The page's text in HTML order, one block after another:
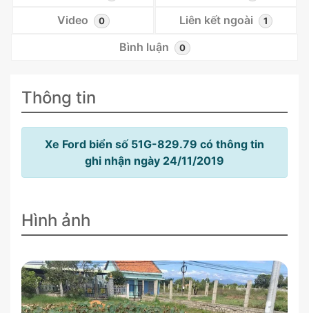
Video 0 Liên kết ngoài 1
Bình luận 0
Thông tin
Xe Ford biển số 51G-829.79 có thông tin
ghi nhận ngày 24/11/2019
Hình ảnh